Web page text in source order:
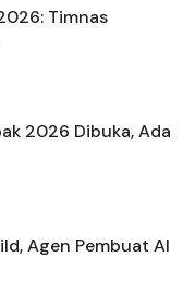
Timnas
2026 Dibuka, Ada
Agen Pembuat AI